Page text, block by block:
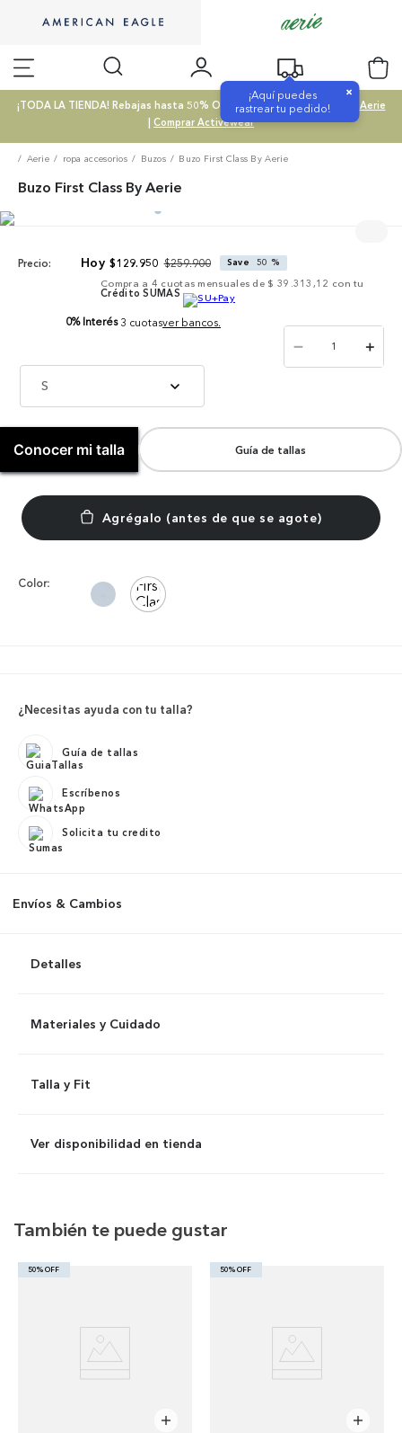
¡Aquí puedes
rastrear tu pedido!
×
¡TODA LA TIENDA! Rebajas hasta 50% OFF |Comprar SALE|Comprar Aerie
| Comprar Activewear
Aerie ropa accesorios Buzos Buzo First Class By Aerie
Buzo First Class By Aerie
Precio: $129. 950 $259.900 Save 50 %
Compra a 4 cuotas mensuales de $ 39.313,12 con tu
Crédito SUMAS
0% Interés 3 cuotasver bancos.
S
＋
－
Conocer mi talla Guía de tallas
Color:
¿Necesitas ayuda con tu talla?
Guía de tallas
Escríbenos
Solicita tu credito
Envíos & Cambios
Detalles
Materiales y Cuidado
Talla y Fit
Ver disponibilidad en tienda
También te puede gustar
50% OFF 50% OFF